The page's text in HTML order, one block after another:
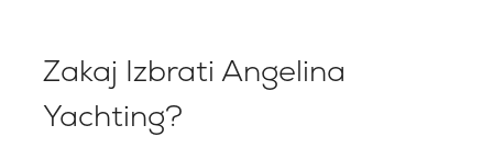
Zakaj Izbrati Angelina
Yachting?